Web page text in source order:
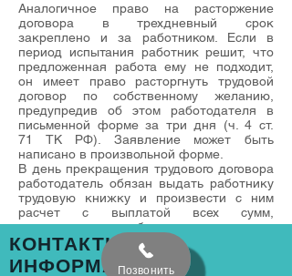
Аналогичное право на расторжение
договора в трехдневный срок
закреплено и за работником. Если в
период испытания работник решит, что
предложенная работа ему не подходит,
он имеет право расторгнуть трудовой
договор по собственному желанию,
предупредив об этом работодателя в
письменной форме за три дня (ч. 4 ст.
71
ТК РФ). Заявление может быть
написано в произвольной форме.
В день прекращения трудового договора
работодатель обязан выдать работнику
трудовую книжку и произвести с ним
расчет с выплатой всех сумм,
причитающихся работнику, в частности
компенсации за неиспользованные дни
отпуска и заработной платы за
отработанное время.
КОНТАКТНАЯ
ИНФОРМАЦИЯ
Позвонить